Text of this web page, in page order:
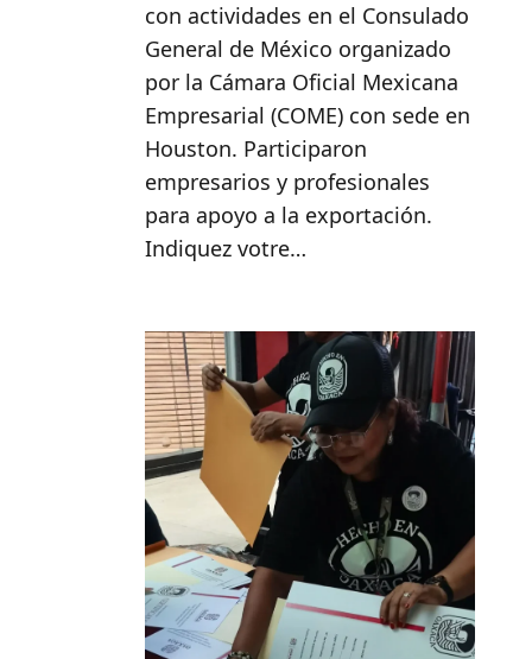
con actividades en el Consulado
General de México organizado
por la Cámara Oficial Mexicana
Empresarial (COME) con sede en
Houston. Participaron
empresarios y profesionales
para apoyo a la exportación.
Indiquez votre…